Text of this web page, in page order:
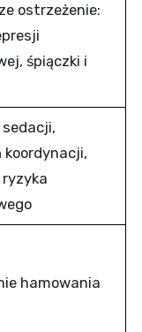
ostrzeżenie:
śpiączki i
sedacji,
koordynacji,
hamowania